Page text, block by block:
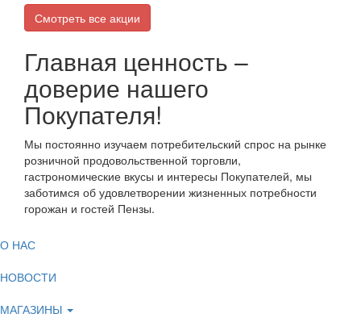
Смотреть все акции
Главная ценность –
доверие нашего
Покупателя!
Мы постоянно изучаем потребительский спрос на рынке
розничной продовольственной торговли,
гастрономические вкусы и интересы Покупателей, мы
заботимся об удовлетворении жизненных потребности
горожан и гостей Пензы.
О НАС
НОВОСТИ
МАГАЗИНЫ